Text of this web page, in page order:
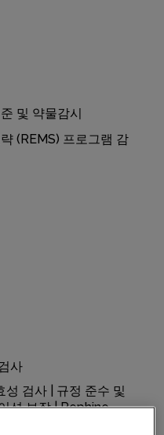
및 약물감시
(REMS) 프로그램 감
사
검사 | 규정 준수 및
션 보장 | Rephine